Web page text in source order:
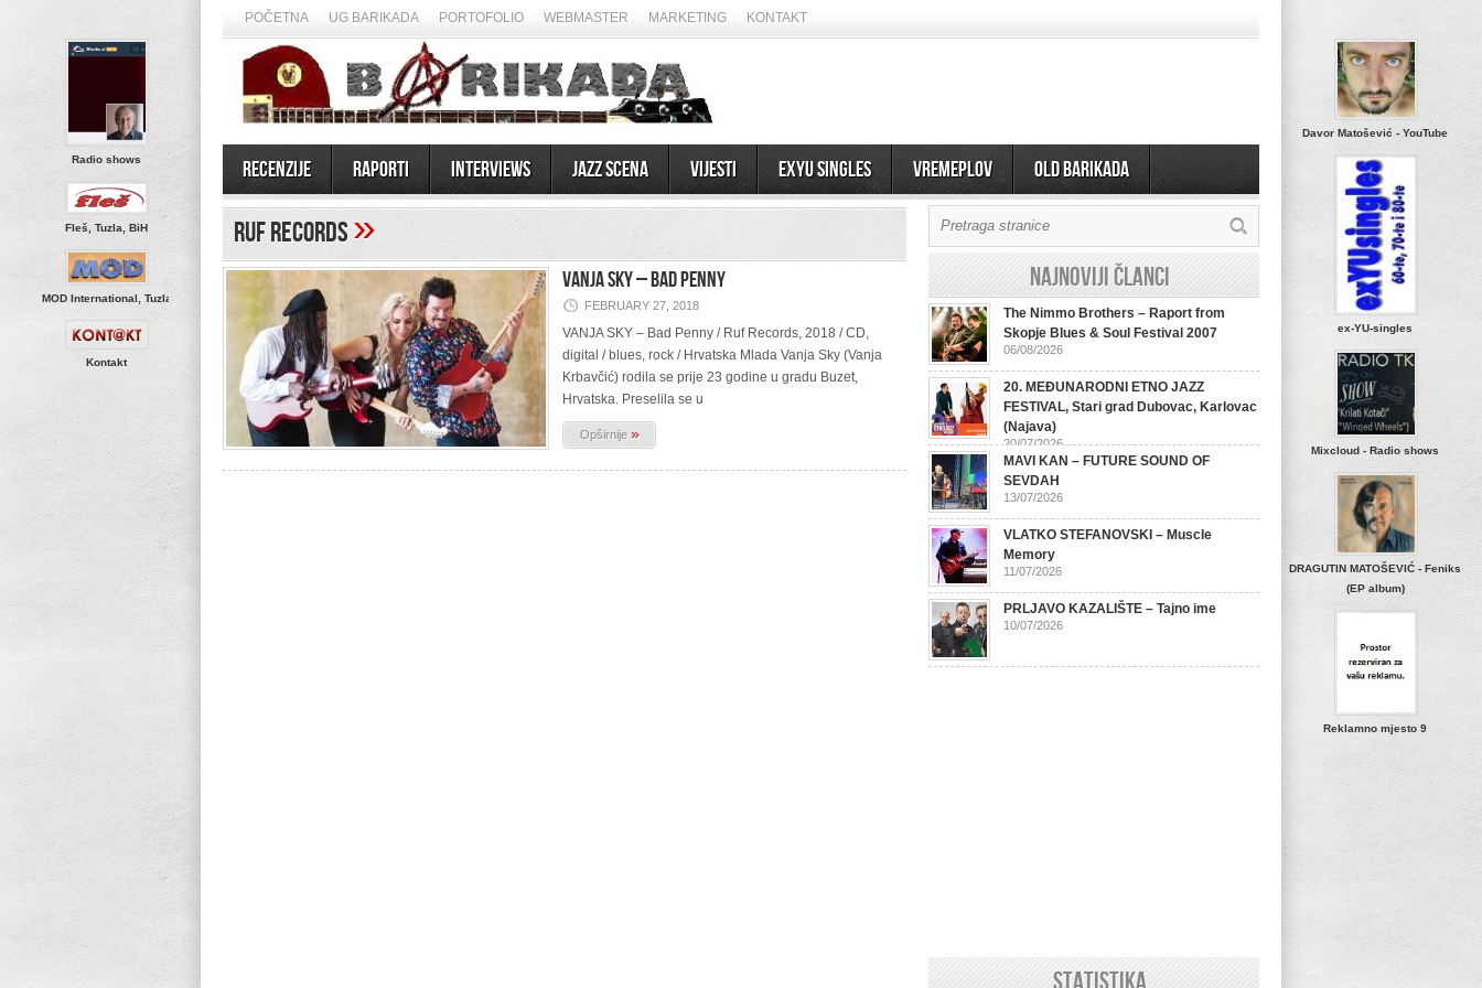
POČETNA UG BARIKADA PORTOFOLIO WEBMASTER MARKETING KONTAKT
Recenzije Raporti Interviews Jazz scena Vijesti EXYU Singles Vremeplov OLD BARIKADA
Radio shows
Fleš, Tuzla, BiH
MOD International, Tuzla
Kontakt
Davor Matošević - YouTube
ex-YU-singles
Mixcloud - Radio shows
DRAGUTIN MATOŠEVIĆ - Feniks
(EP album)
Reklamno mjesto 9
Ruf Records»
VANJA SKY – Bad Penny
FEBRUARY 27, 2018
VANJA SKY – Bad Penny / Ruf Records, 2018 / CD,
digital / blues, rock / Hrvatska Mlada Vanja Sky (Vanja
Krbavčić) rodila se prije 23 godine u gradu Buzet,
Hrvatska. Preselila se u
Opširnije »
Najnoviji članci
The Nimmo Brothers – Raport from
Skopje Blues & Soul Festival 2007
06/08/2026
20. MEĐUNARODNI ETNO JAZZ
FESTIVAL, Stari grad Dubovac, Karlovac
(Najava)
20/07/2026
MAVI KAN – FUTURE SOUND OF
SEVDAH
13/07/2026
VLATKO STEFANOVSKI – Muscle
Memory
11/07/2026
PRLJAVO KAZALIŠTE – Tajno ime
10/07/2026